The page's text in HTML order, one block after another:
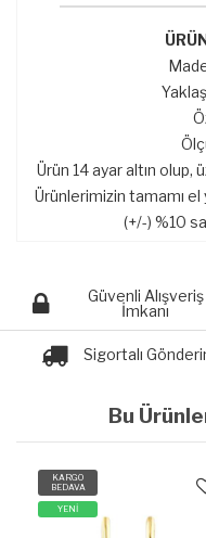
Ürün 14 ayar altın olup,
Ürünlerimizin tamamı el
(+/-) %10
Güvenli Alışveriş
İmkanı
Sigortalı
Bu
KARGO
BEDAVA
YENİ